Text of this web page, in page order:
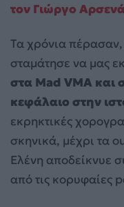
τον Γιώργο
Τα χρόνια
σταμάτησε να μας
στα Mad VMA και
κεφάλαιο στην
εκρηκτικές
σκηνικά, μέχρι τα
Ελένη αποδείκνυε
από τις κορυφαίες